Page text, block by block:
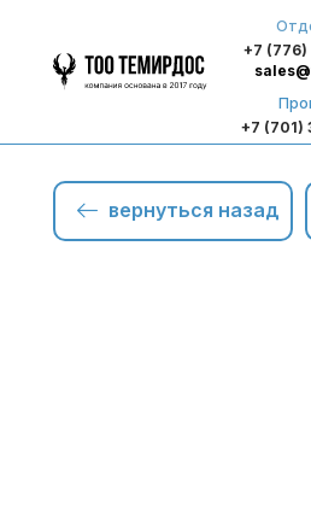
+7
+7 (701)
вернуться назад